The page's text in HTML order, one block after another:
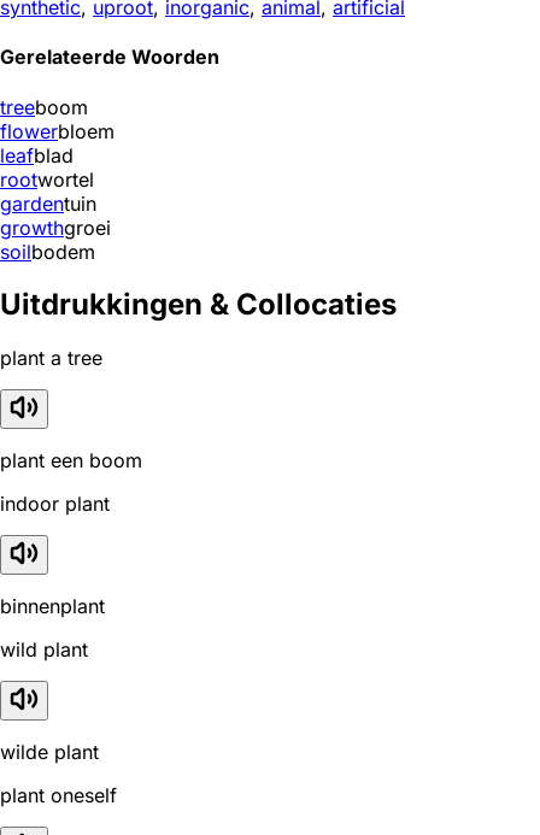
synthetic, uproot, inorganic, animal, artificial
Gerelateerde Woorden
treeboom
flowerbloem
leafblad
rootwortel
gardentuin
growthgroei
soilbodem
Uitdrukkingen & Collocaties
plant a tree
plant een boom
indoor plant
binnenplant
wild plant
wilde plant
plant oneself